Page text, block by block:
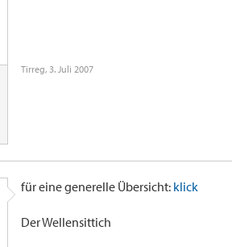
Tirreg, 3. Juli 2007
für eine generelle Übersicht: klick
Der Wellensittich